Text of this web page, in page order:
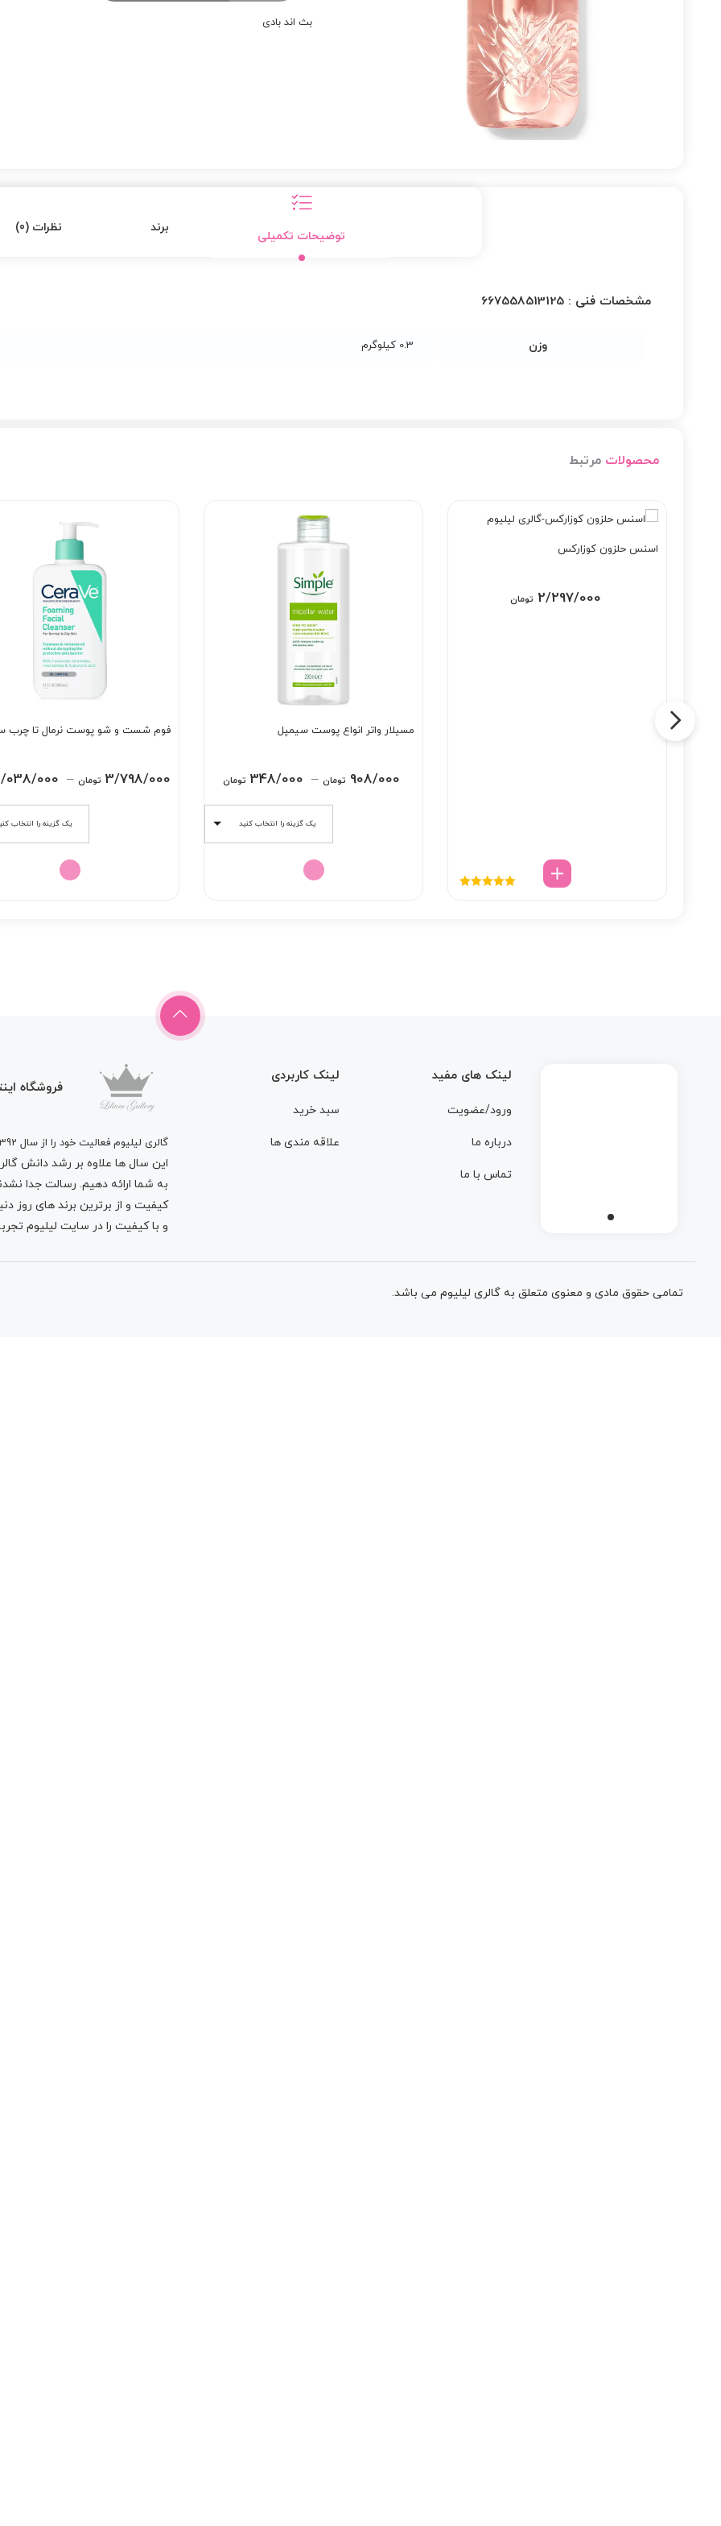
بث اند بادی
توضیحات تکمیلی
برند نظرات (0)
مشخصات فنی : 667558513125
وزن 0.3 کیلوگرم
محصولات مرتبط
اسنس حلزون کوزارکس
2/297/000 تومان
مسیلار واتر انواع پوست سیمپل
یک گزینه را انتخاب کنید
908/000 تومان –
348/000 تومانPrice
range:
through
فوم شست و شو پوست نرمال تا چرب
یک گزینه را انتخاب
3/798/000 تومان –
038/000
لینک های مفید
ورود/عضویت
درباره ما
تماس با ما
لینک کاربردی
سبد خرید
علاقه مندی ها
فروشگاه
گالری لیلیوم فعالیت خود را از سال 1392
این سال ها علاوه بر رشد دانش
به شما ارائه دهیم. رسالت جدا
کیفیت و از برترین برند های روز
و با کیفیت را در سایت لیلیوم
تمامی حقوق مادی و معنوی متعلق به گالری لیلیوم می باشد.